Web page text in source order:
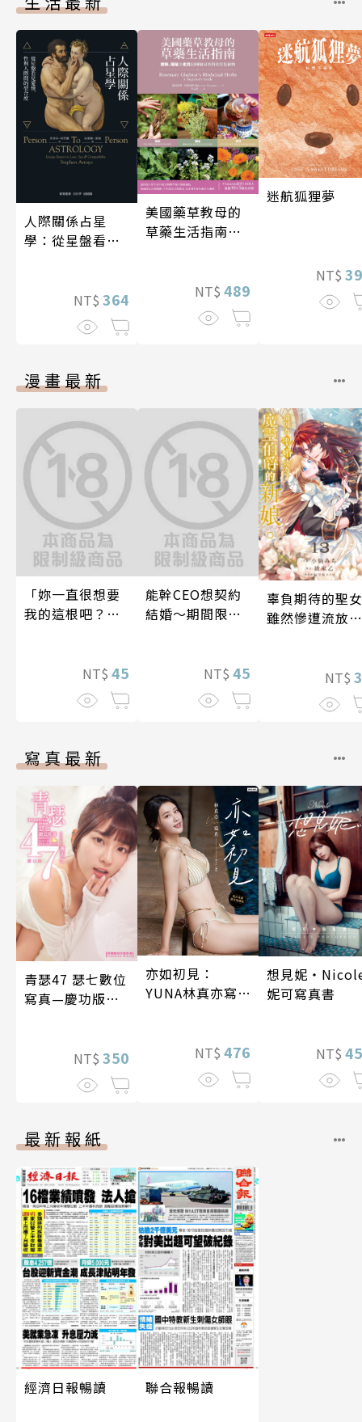
人際關係占星
學：從星盤看見
NT$ 364
美國藥草教母的
草藥生活指南
NT$ 489
迷航狐狸夢
NT$
漫畫最新
「妳一直很想要
我的這根吧？」
續絕頂升天一個
月(第15話)
NT$ 45
能幹CEO想契約
結婚～期間限定
NT$ 45
辜負期待的聖女
雖然慘遭流放，
娘。(第13話)
NT$
寫真最新
青瑟47 瑟七數位
寫真—慶功版
NT$ 350
亦如初見：
YUNA林真亦寫
NT$ 476
想見妮
妮可寫真書
NT$
最新報紙
經濟日報暢讀
聯合報暢讀